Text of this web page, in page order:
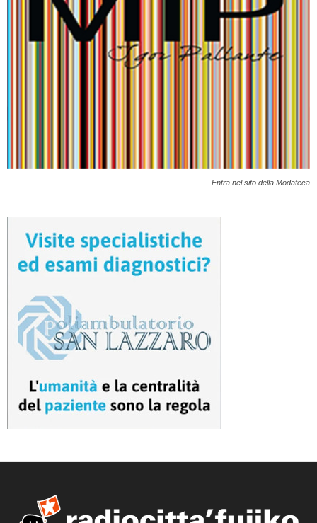
Entra nel sito della Modateca